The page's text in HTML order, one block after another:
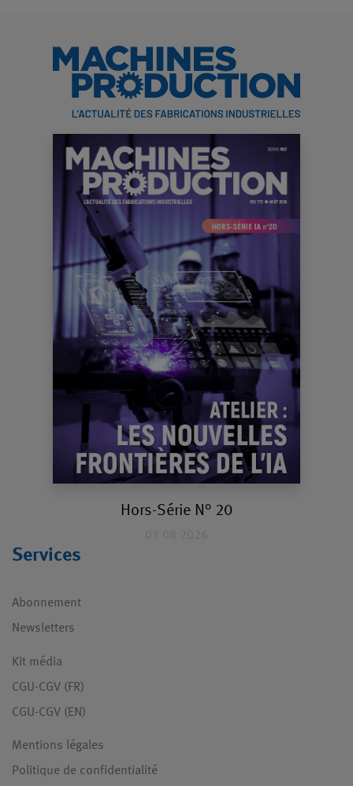
Hors-Série N° 20
Services
Abonnement
Newsletters
Kit média
CGU-CGV (FR)
CGU-CGV (EN)
Mentions légales
Politique de confidentialité